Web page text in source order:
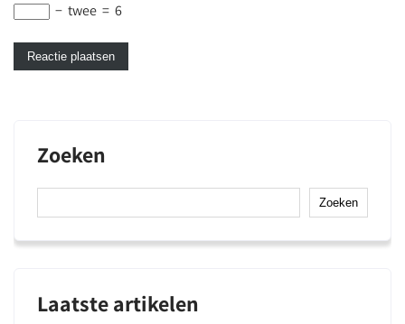
− twee = 6
Zoeken
Zoeken
Laatste artikelen